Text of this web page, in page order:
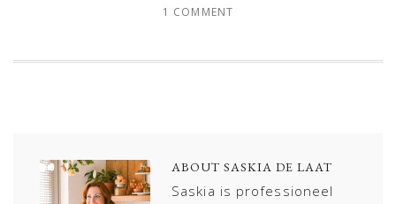
1 COMMENT
ABOUT SASKIA DE LAAT
Saskia is professioneel